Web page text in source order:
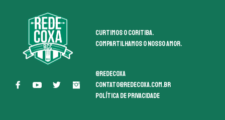
Curtimos o coritiba.
Compartilhamos o nosso amor.
@redecoxa
contato@redecoxa.com.br
Política de Privacidade